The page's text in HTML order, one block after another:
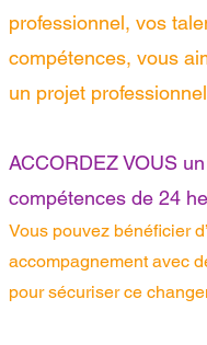
professionnel, vos
compétences, vous
un projet professionnel
ACCORDEZ VOUS
compétences de 24
Vous pouvez bénéficier
accompagnement avec
pour sécuriser ce